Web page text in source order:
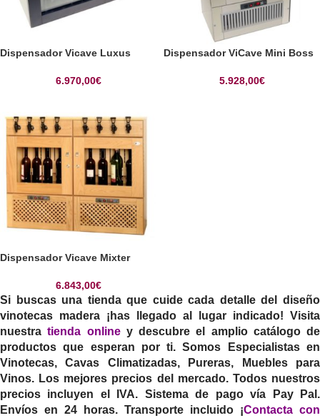
Dispensador Vicave Luxus
6.970,00€
Dispensador ViCave Mini Boss
5.928,00€
Dispensador Vicave Mixter
6.843,00€
Si buscas una tienda que cuide cada detalle del diseño
vinotecas madera ¡has llegado al lugar indicado! Visita
nuestratienda onliney descubre el amplio catálogo de
productos que esperan por ti. Somos Especialistas en
Vinotecas, Cavas Climatizadas, Pureras, Muebles para
Vinos. Los mejores precios del mercado. Todos nuestros
precios incluyen el IVA. Sistema de pago vía Pay Pal.
Envíos en 24 horas. Transporte incluido ¡Contacta con